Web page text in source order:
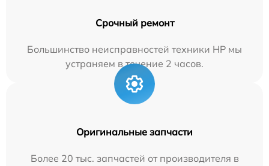
Срочный ремонт
Большинство неисправностей техники HP мы
устраняем в течение 2 часов.
Оригинальные запчасти
Более 20 тыс. запчастей от производителя в